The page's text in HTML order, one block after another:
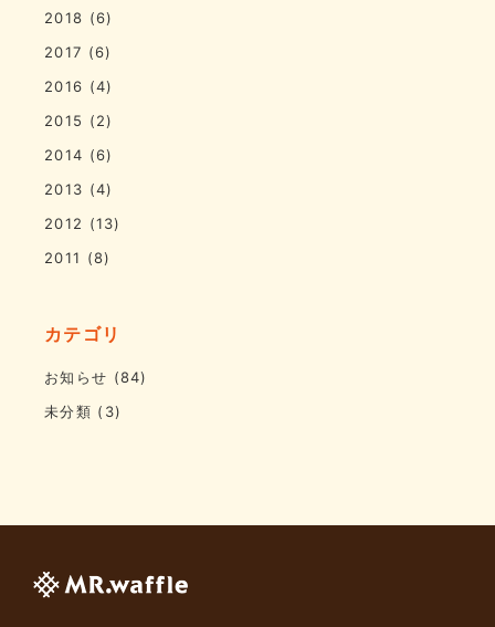
2018 (6)
2017 (6)
2016 (4)
2015 (2)
2014 (6)
2013 (4)
2012 (13)
2011 (8)
カテゴリ
お知らせ (84)
未分類 (3)